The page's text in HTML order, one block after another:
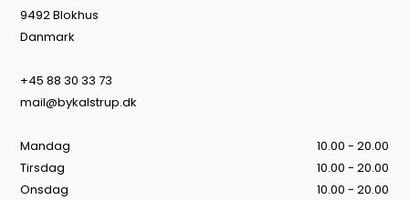
9492 Blokhus
Danmark
+45 88 30 33 73
mail@bykalstrup.dk
Mandag
10.00 - 20.00
Tirsdag
10.00 - 20.00
Onsdag
10.00 - 20.00